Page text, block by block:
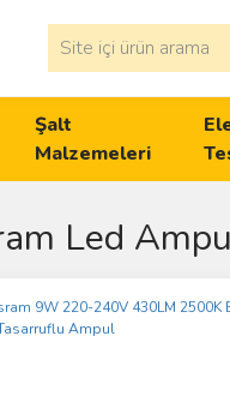
Şalt
Malzemeleri
Led